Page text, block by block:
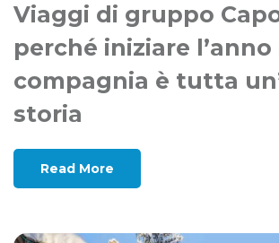
Viaggi di gruppo
perché iniziare l’anno
compagnia è tutta
storia
Read More